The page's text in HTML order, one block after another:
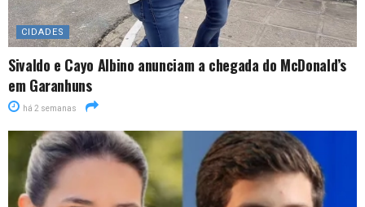
CIDADES
Sivaldo e Cayo Albino anunciam a chegada do McDonald’s
em Garanhuns
há 2 semanas